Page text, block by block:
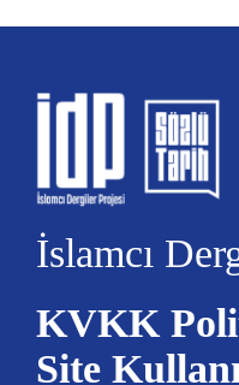
İslamcı
KVKK
Site